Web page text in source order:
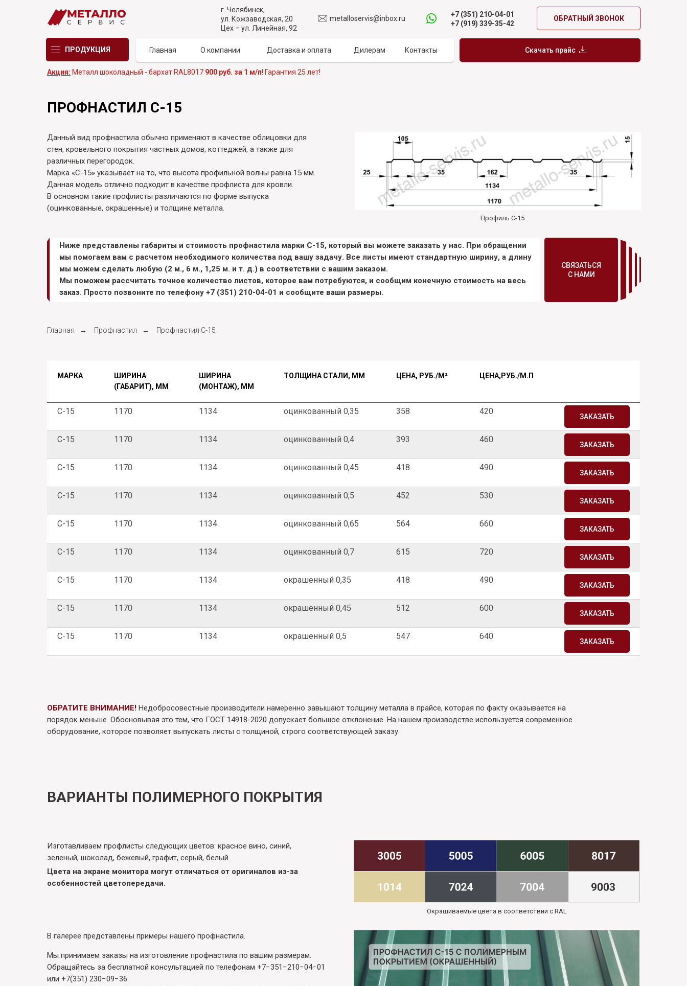
г. Челябинск,
ул. Кожзаводская, 20
Цех – ул. Линейная, 92
ОБРАТНЫЙ ЗВОНОК
ПРОДУКЦИЯ Главная О компании Доставка и оплата Дилерам Контакты Скачать прайс
metalloservis@inbox.ru
+7 (351) 210-04-01
+7 (919) 339-35-42
Акция: Металл шоколадный - бархат RAL8017 900 руб. за 1 м/п! Гарантия 25 лет!
ПРОФНАСТИЛ С-15
Данный вид профнастила обычно применяют в качестве облицовки для
стен, кровельного покрытия частных домов, коттеджей, а также для
различных перегородок.
Марка «С-15» указывает на то, что высота профильной волны равна 15 мм.
Данная модель отлично подходит в качестве профлиста для кровли.
В основном такие профлисты различаются по форме выпуска
(оцинкованные, окрашенные) и толщине металла.
Профиль С-15
Ниже представлены габариты и стоимость профнастила марки С-15, который вы можете заказать у нас. При обращении
мы помогаем вам с расчетом необходимого количества под вашу задачу. Все листы имеют стандартную ширину, а длину
мы можем сделать любую (2 м., 6 м., 1,25 м. и т. д.) в соответствии с вашим заказом.
Мы поможем рассчитать точное количество листов, которое вам потребуются, и сообщим конечную стоимость на весь
заказ. Просто позвоните по телефону +7 (351) 210-04-01 и сообщите ваши размеры.
СВЯЗАТЬСЯ
С НАМИ
Главная → Профнастил → Профнастил С-15
МАРКА
ШИРИНА
(ГАБАРИТ), ММ
ШИРИНА
(МОНТАЖ), ММ
ТОЛЩИНА СТАЛИ, ММ ЦЕНА, РУБ./M² ЦЕНА,РУБ./М.П
С-15 1170 1134 оцинкованный 0,35 358 420
ЗАКАЗАТЬ
С-15 1170 1134 оцинкованный 0,4 393 460
ЗАКАЗАТЬ
С-15 1170 1134 оцинкованный 0,45 418 490
ЗАКАЗАТЬ
С-15 1170 1134 оцинкованный 0,5 452 530
ЗАКАЗАТЬ
С-15 1170 1134 оцинкованный 0,65 564 660
ЗАКАЗАТЬ
С-15 1170 1134 оцинкованный 0,7 615 720
ЗАКАЗАТЬ
С-15 1170 1134 окрашенный 0,35 418 490
ЗАКАЗАТЬ
С-15 1170 1134 окрашенный 0,45 512 600
ЗАКАЗАТЬ
С-15 1170 1134 окрашенный 0,5 547 640
ЗАКАЗАТЬ
ОБРАТИТЕ ВНИМАНИЕ! Недобросовестные производители намеренно завышают толщину металла в прайсе, которая по факту оказывается на
порядок меньше. Обосновывая это тем, что ГОСТ 14918-2020 допускает большое отклонение. На нашем производстве используется современное
оборудование, которое позволяет выпускать листы с толщиной, строго соответствующей заказу.
ВАРИАНТЫ ПОЛИМЕРНОГО ПОКРЫТИЯ
Изготавливаем профлисты следующих цветов: красное вино, синий,
зеленый, шоколад, бежевый, графит, серый, белый.
Окрашиваемые цвета в соответствии с RAL
Цвета на экране монитора могут отличаться от оригиналов из-за
особенностей цветопередачи.
Мы принимаем заказы на изготовление профнастила по вашим размерам.
Обращайтесь за бесплатной консультацией по телефонам +7−351−210−04−01
или +7(351) 230−09−36.
В галерее представлены примеры нашего профнастила.